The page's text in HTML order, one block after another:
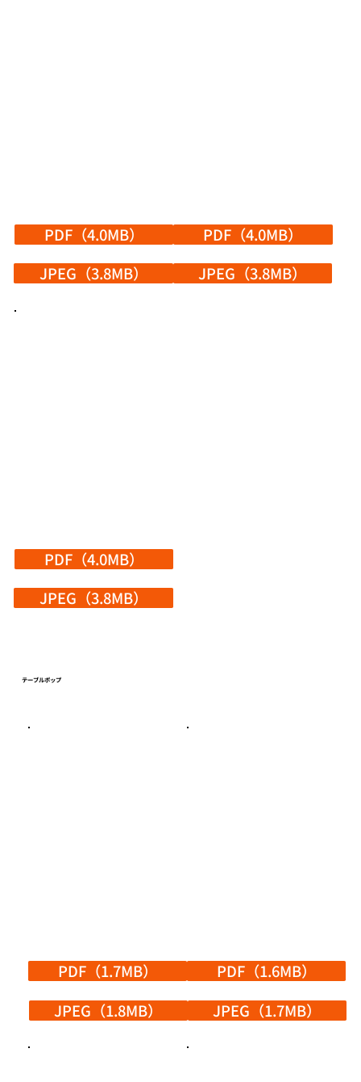
PDF（4.0MB）
JPEG（3.8MB）
PDF（4.0MB）
JPEG（3.8MB）
PDF（4.0MB）
JPEG（3.8MB）
​テーブルポップ
PDF（1.7MB）
JPEG（1.8MB）
PDF（1.6MB）
JPEG（1.7MB）